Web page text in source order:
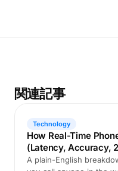
関連記事
Technology
How Real-Time
(Latency, Accuracy,
A plain-English